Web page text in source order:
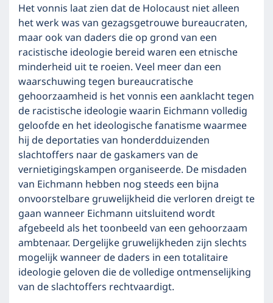
Het vonnis laat zien dat de Holocaust niet alleen
het werk was van gezagsgetrouwe bureaucraten,
maar ook van daders die op grond van een
racistische ideologie bereid waren een etnische
minderheid uit te roeien. Veel meer dan een
waarschuwing tegen bureaucratische
gehoorzaamheid is het vonnis een aanklacht tegen
de racistische ideologie waarin Eichmann volledig
geloofde en het ideologische fanatisme waarmee
hij de deportaties van honderdduizenden
slachtoffers naar de gaskamers van de
vernietigingskampen organiseerde. De misdaden
van Eichmann hebben nog steeds een bijna
onvoorstelbare gruwelijkheid die verloren dreigt te
gaan wanneer Eichmann uitsluitend wordt
afgebeeld als het toonbeeld van een gehoorzaam
ambtenaar. Dergelijke gruwelijkheden zijn slechts
mogelijk wanneer de daders in een totalitaire
ideologie geloven die de volledige ontmenselijking
van de slachtoffers rechtvaardigt.